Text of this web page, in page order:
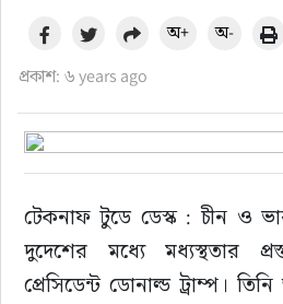
প্রকাশ: ৬ years ago
অ+ অ-
টেকনাফ টুডে ডেস্ক : চীন ও
দুদেশের মধ্যে মধ্যস্থতার
প্রেসিডেন্ট ডোনাল্ড ট্রাম্প।